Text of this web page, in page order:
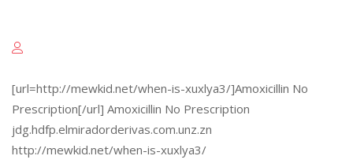
[url=http://mewkid.net/when-is-xuxlya3/]Amoxicillin No
Prescription[/url] Amoxicillin No Prescription
jdg.hdfp.elmiradorderivas.com.unz.zn
http://mewkid.net/when-is-xuxlya3/